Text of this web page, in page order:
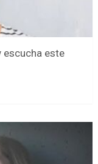
escucha este